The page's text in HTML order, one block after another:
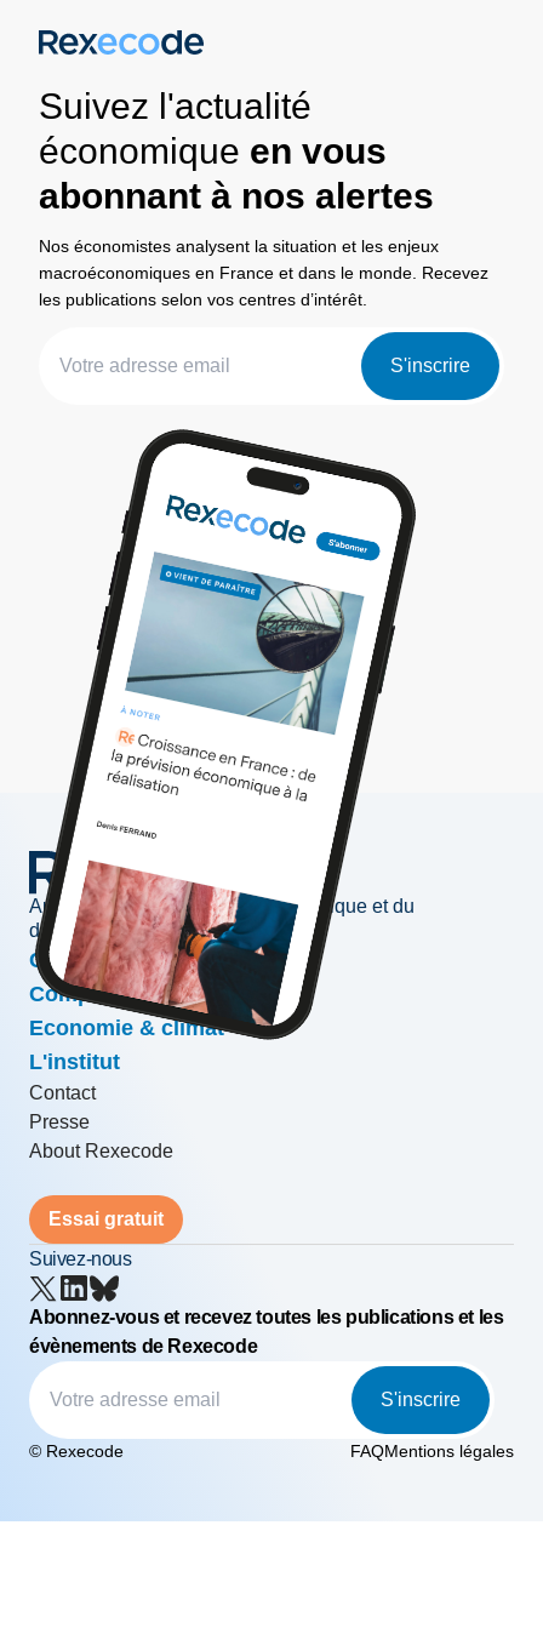
Suivez l'actualité
économique en vous
abonnant à nos alertes
Nos économistes analysent la situation et les enjeux
macroéconomiques en France et dans le monde. Recevez
les publications selon vos centres d’intérêt.
S'inscrire
Au service de l'information économique et du
développement des entreprises
Conjoncture & prévisions
Compétitivité & croissance
Economie & climat
L'institut
Contact
Presse
About Rexecode
Essai gratuit
Suivez-nous
Abonnez-vous et recevez toutes les publications et les
évènements de Rexecode
S'inscrire
© Rexecode FAQMentions légales